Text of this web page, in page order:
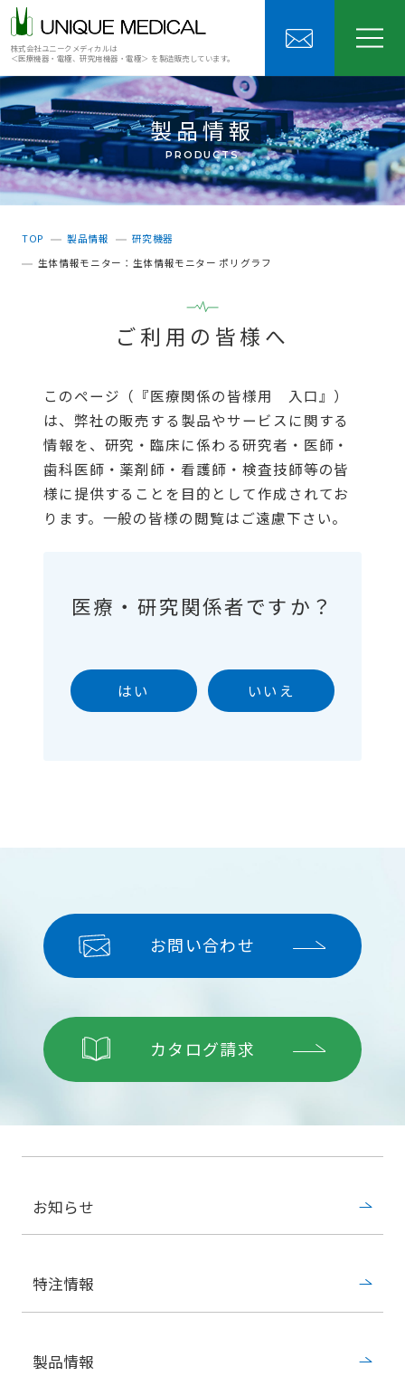
株式会社ユニークメディカルは
＜医療機器・電極、研究用機器・電極＞ を製造販売しています。
製品情報
PRODUCTS
TOP 製品情報
研究機器
生体情報モニター：生体情報モニター ポリグラフ
ご利用の皆様へ
このページ（『医療関係の皆様用 入口』）
は、弊社の販売する製品やサービスに関する
情報を、研究・臨床に係わる研究者・医師・
歯科医師・薬剤師・看護師・検査技師等の皆
様に提供することを目的として作成されてお
ります。一般の皆様の閲覧はご遠慮下さい。
医療・研究関係者ですか？
はい いいえ
お問い合わせ
カタログ請求
お知らせ
特注情報
製品情報